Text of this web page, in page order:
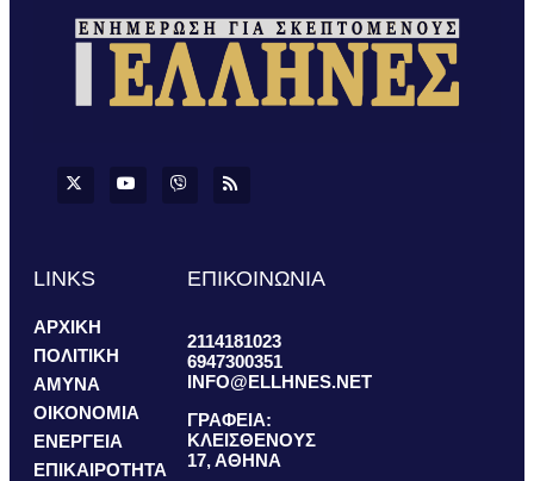
LINKS
ΑΡΧΙΚΗ
ΠΟΛΙΤΙΚΗ
ΑΜΥΝΑ
ΟΙΚΟΝΟΜΙΑ
ΕΝΕΡΓΕΙΑ
ΕΠΙΚΑΙΡΟΤΗΤΑ
ΕΠΙΚΟΙΝΩΝΙΑ
2114181023
6947300351
INFO@ELLHNES.NET
ΓΡΑΦΕΙΑ:
ΚΛΕΙΣΘΕΝΟΥΣ
17, ΑΘΗΝΑ